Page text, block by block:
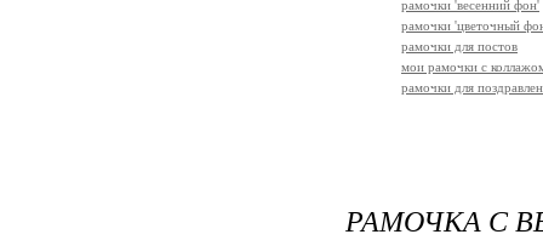
рамочки 'весенний фон'
рамочки 'цветочный
рамочки для постов
мои рамочки с
рамочки для
РАМОЧКА С